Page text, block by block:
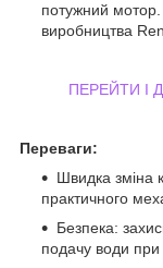
потужний
виробництва
ПЕРЕЙТИ І
Переваги:
Швидка зміна
практичного
Безпека:
подачу води при